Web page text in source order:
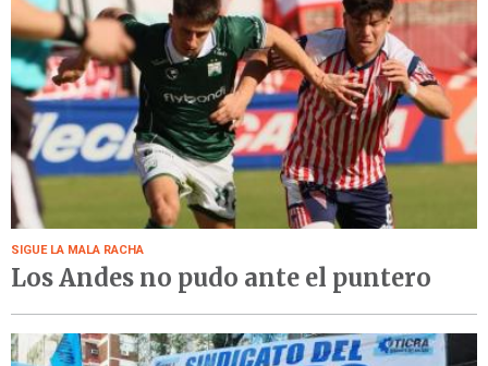
SIGUE LA MALA RACHA
Los Andes no pudo ante el puntero